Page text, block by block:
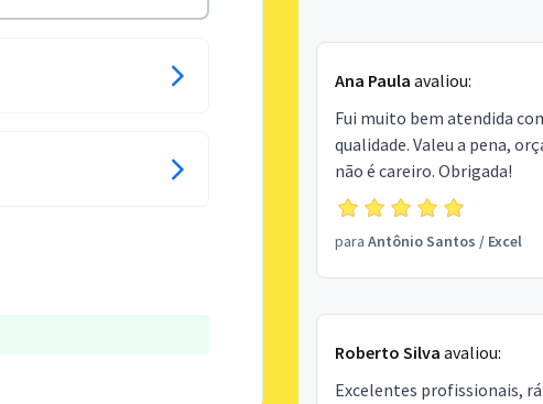
Ana Paula avaliou:
Fui muito bem atendida
qualidade. Valeu a pena,
não é careiro. Obrigada!
para Antônio Santos / Excel
Roberto Silva avaliou:
Excelentes profissionais,